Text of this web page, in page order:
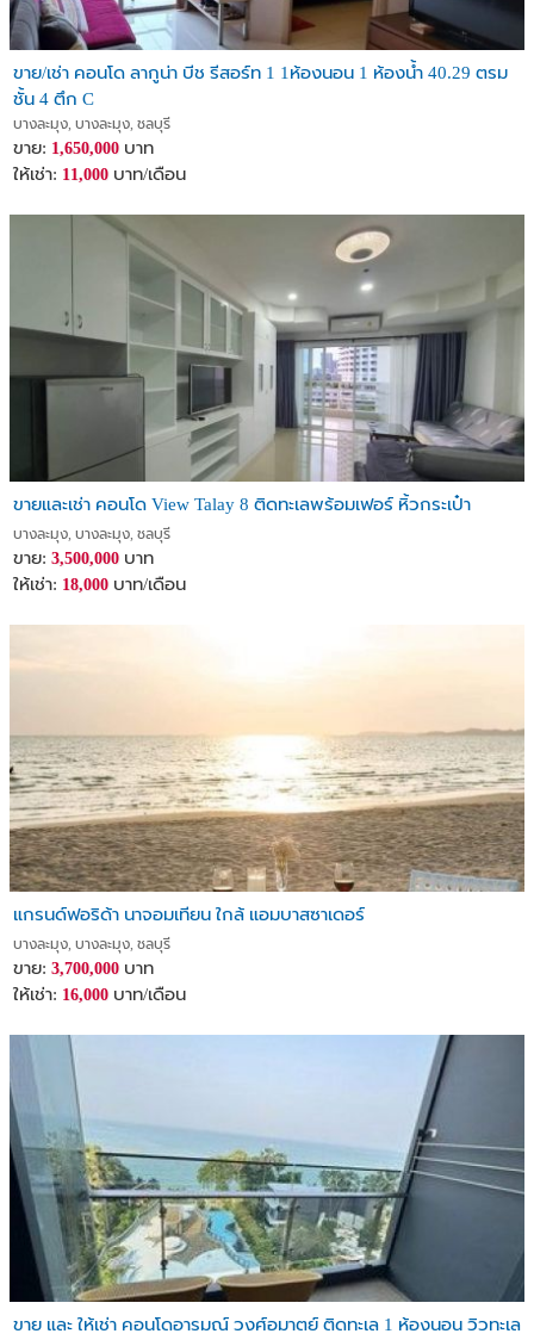
ขาย/เช่า คอนโด ลากูน่า บีช รีสอร์ท 1 1ห้องนอน 1 ห้องน้ำ 40.29 ตรม
ชั้น 4 ตึก C
บางละมุง, บางละมุง, ชลบุรี
ขาย: 1,650,000 บาท
ให้เช่า: 11,000 บาท/เดือน
ขายและเช่า คอนโด View Talay 8 ติดทะเลพร้อมเฟอร์ หิ้วกระเป๋า
บางละมุง, บางละมุง, ชลบุรี
ขาย: 3,500,000 บาท
ให้เช่า: 18,000 บาท/เดือน
แกรนด์ฟอริด้า นาจอมเทียน ใกล้ แอมบาสซาเดอร์
บางละมุง, บางละมุง, ชลบุรี
ขาย: 3,700,000 บาท
ให้เช่า: 16,000 บาท/เดือน
ขาย และ ให้เช่า คอนโดอารมณ์ วงศ์อมาตย์ ติดทะเล 1 ห้องนอน วิวทะเล